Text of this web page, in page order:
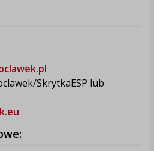
SkrytkaESP lub